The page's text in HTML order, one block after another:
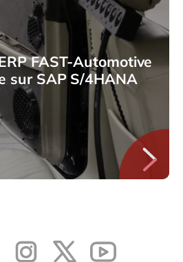
FAST-Automotive
sur SAP S/4HANA